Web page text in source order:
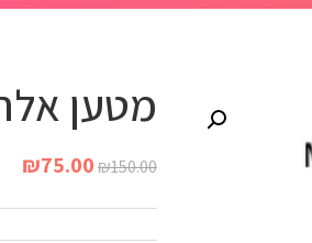
מטען
₪150.00
₪75.00